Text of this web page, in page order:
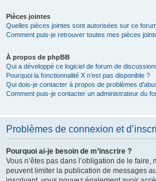
Pièces jointes
Quelles pièces jointes sont autorisées sur ce
Comment puis-je retrouver toutes mes pièces
À propos de phpBB
Qui a développé ce logiciel de forum de
Pourquoi la fonctionnalité X n’est pas disponible ?
Qui dois-je contacter à propos de problèmes
Comment puis-je contacter un administrateur du
Problèmes de connexion et
Pourquoi ai-je besoin de m’inscrire ?
Vous n’êtes pas dans l’obligation de le
peuvent limiter la publication de messages